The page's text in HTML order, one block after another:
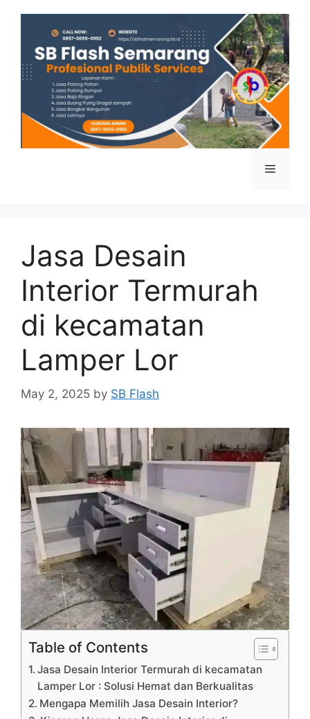
Menu
Jasa Desain
Interior Termurah
di kecamatan
Lamper Lor
May 2, 2025 by SB Flash
Table of Contents
Jasa Desain Interior Termurah di kecamatan
Lamper Lor : Solusi Hemat dan Berkualitas
Mengapa Memilih Jasa Desain Interior?